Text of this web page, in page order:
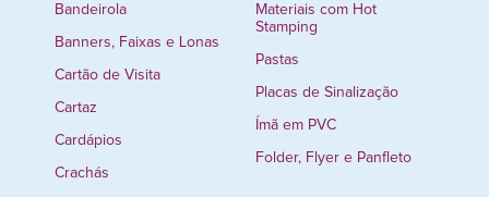
Bandeirola
Banners, Faixas e Lonas
Cartão de Visita
Cartaz
Cardápios
Crachás
Materiais com Hot
Stamping
Pastas
Placas de Sinalização
Ímã em PVC
Folder, Flyer e Panfleto